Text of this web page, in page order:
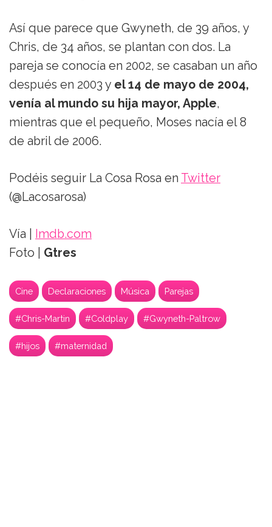
Así que parece que Gwyneth, de 39 años, y
Chris, de 34 años, se plantan con dos. La
pareja se conocía en 2002, se casaban un año
después en 2003 y el 14 de mayo de 2004,
venía al mundo su hija mayor, Apple,
mientras que el pequeño, Moses nacía el 8
de abril de 2006.
Podéis seguir La Cosa Rosa en Twitter
(@Lacosarosa)
Vía | Imdb.com
Foto | Gtres
Cine Declaraciones Música Parejas
#Chris-Martin #Coldplay #Gwyneth-Paltrow
#hijos #maternidad